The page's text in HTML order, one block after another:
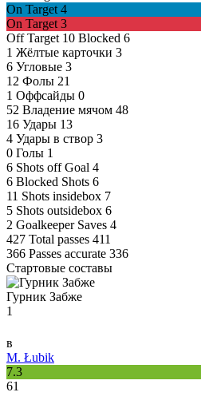
On Target 4
On Target 3
Off Target 10 Blocked 6
1 Жёлтые карточки 3
6 Угловые 3
12 Фолы 21
1 Оффсайды 0
52 Владение мячом 48
16 Удары 13
4 Удары в створ 3
0 Голы 1
6 Shots off Goal 4
6 Blocked Shots 6
11 Shots insidebox 7
5 Shots outsidebox 6
2 Goalkeeper Saves 4
427 Total passes 411
366 Passes accurate 336
Стартовые составы
Гурник Забже
1
в
M. Łubik
7.3
61